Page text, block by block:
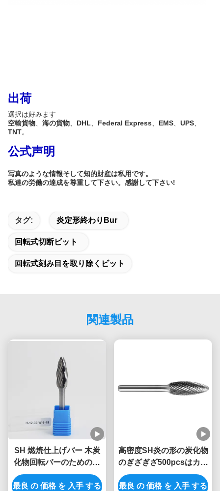
出荷
選択は好みます
空輸貨物、 海の貨物、 DHL、 Federal Express、 EMS、 UPS、
TNT。
公式声明
写真のような情報そして知的財産は私用です。
私達の労働の達成を尊重して下さい。感謝して下さい!
タグ: 炎定形終わりbur
回転式切断ビット
回転式刻み目を取り除くビット
関連製品
SH 燃焼仕上げバー 木炭
化物回転バーのためのパ
ワー彫刻ビット
最良 の 価格 を 入手 する
高密度SH炎の形の炭化物
のぎざぎざ500pcsはカス
タマイズした
最良 の 価格 を 入手 する